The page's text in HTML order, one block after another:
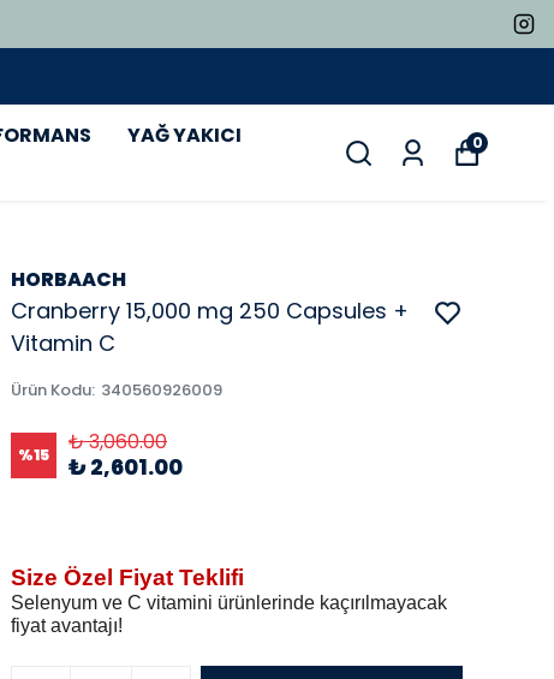
YAĞ YAKICI
0
HORBAACH
Cranberry 15,000 mg 250 Capsules +
Vitamin C
Ürün Kodu: 340560926009
%15 ₺ 3,060.00
₺ 2,601.00
Size Özel Fiyat Teklifi
Selenyum ve C vitamini ürünlerinde kaçırılmayacak
fiyat avantajı!